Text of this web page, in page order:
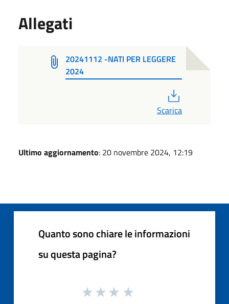
Allegati
20241112 -NATI PER LEGGERE
2024
Scarica
Ultimo aggiornamento: 20 novembre 2024, 12:19
Quanto sono chiare le informazioni
su questa pagina?